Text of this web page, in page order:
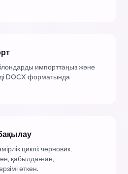
импорттаңыз және
DOCX форматында
циклі: черновик,
қабылданған,
өткен.